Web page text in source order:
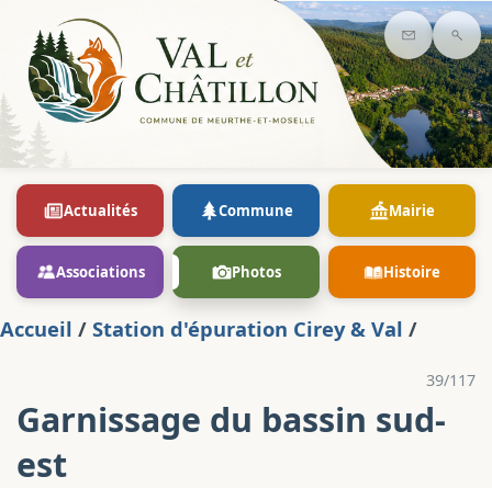
Contact
Actualités Commune Mairie
Associations Photos Histoire
Accueil / Station d'épuration Cirey & Val /
39/117
Garnissage du bassin sud-
est